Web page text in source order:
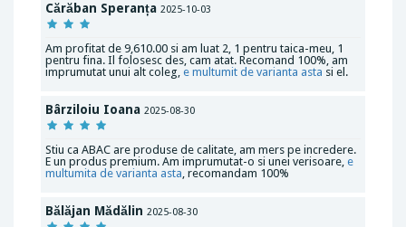
Cărăban Speranța 2025-10-03
Am profitat de 9,610.00 si am luat 2, 1 pentru taica-meu, 1
pentru fina. Il folosesc des, cam atat. Recomand 100%, am
imprumutat unui alt coleg, e multumit de varianta asta si el.
Bârziloiu Ioana 2025-08-30
Stiu ca ABAC are produse de calitate, am mers pe incredere.
E un produs premium. Am imprumutat-o si unei verisoare, e
multumita de varianta asta, recomandam 100%
Bălăjan Mădălin 2025-08-30